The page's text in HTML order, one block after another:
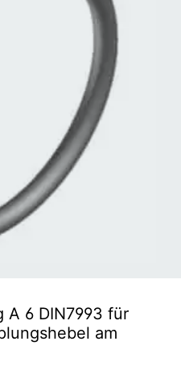
A 6 DIN7993 für
am